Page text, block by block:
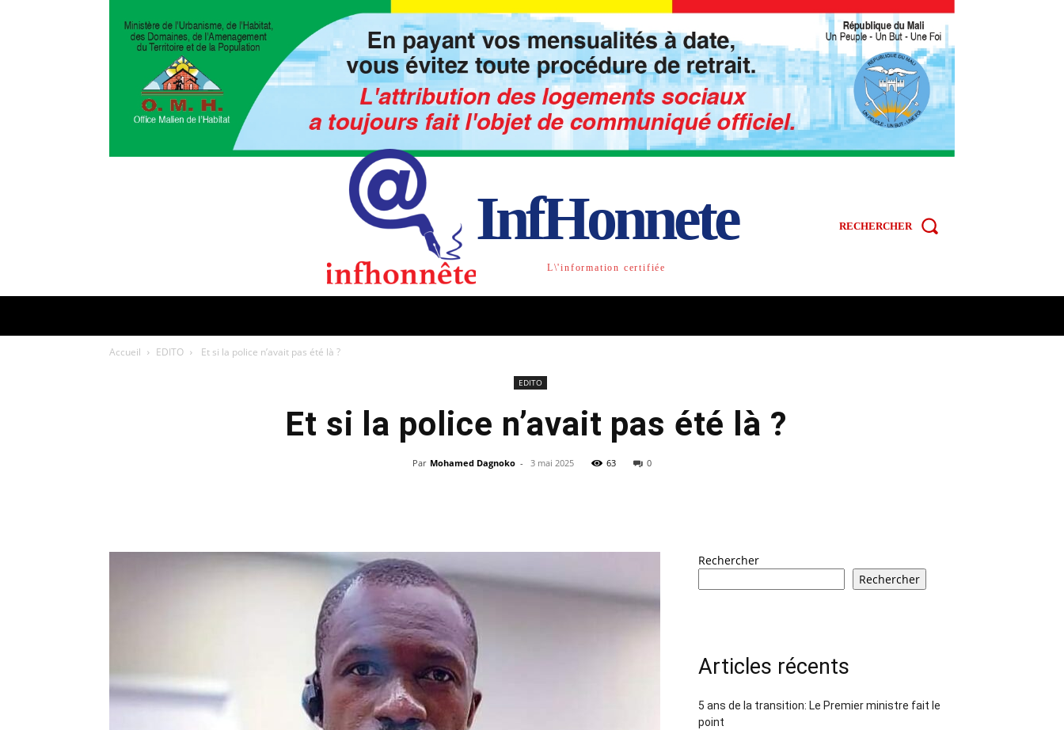
InfHonnete
L\'information certifiée
RECHERCHER
Accueil EDITO Et si la police n’avait pas été là ?
EDITO
Et si la police n’avait pas été là ?
Par Mohamed Dagnoko - 3 mai 2025 63 0
Rechercher
Rechercher
Articles récents
5 ans de la transition: Le Premier ministre fait le
point